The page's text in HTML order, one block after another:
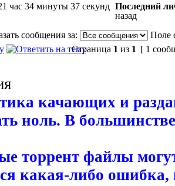
час 34 минуты 37 секунд Последний
назад
сообщения за:
Поле
Страница 1 из 1 [ 1
качающих и
ноль. В
торрент файлы
какая-либо